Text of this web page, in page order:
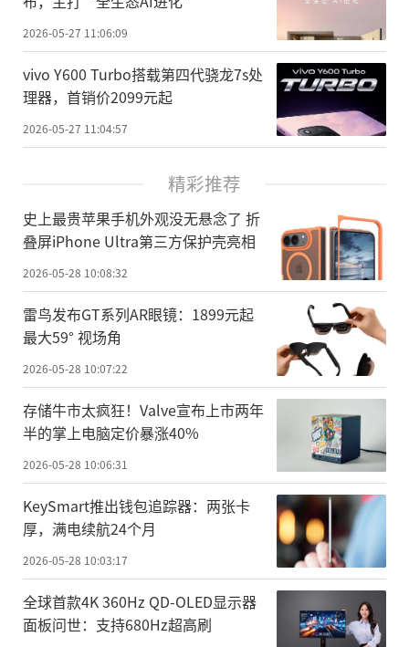
2026-05-27 11:06:09
vivo Y600 Turbo搭载第四代骁龙7s处
理器，首销价2099元起
2026-05-27 11:04:57
精彩推荐
史上最贵苹果手机外观没无悬念了 折
叠屏iPhone Ultra第三方保护壳亮相
2026-05-28 10:08:32
雷鸟发布GT系列AR眼镜：1899元起
最大59° 视场角
2026-05-28 10:07:22
存储牛市太疯狂！Valve宣布上市两年
半的掌上电脑定价暴涨40%
2026-05-28 10:06:31
KeySmart推出钱包追踪器：两张卡
厚，满电续航24个月
2026-05-28 10:03:17
全球首款4K 360Hz QD-OLED显示器
面板问世：支持680Hz超高刷